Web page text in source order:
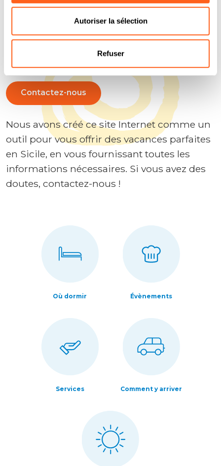
Autoriser la sélection
Refuser
Répondons à vos questions
Planifiez vos vacances
Contactez-nous
Nous avons créé ce site Internet comme un
outil pour vous offrir des vacances parfaites
en Sicile, en vous fournissant toutes les
informations nécessaires. Si vous avez des
doutes, contactez-nous !
Où dormir Évènements
Services Comment y arriver